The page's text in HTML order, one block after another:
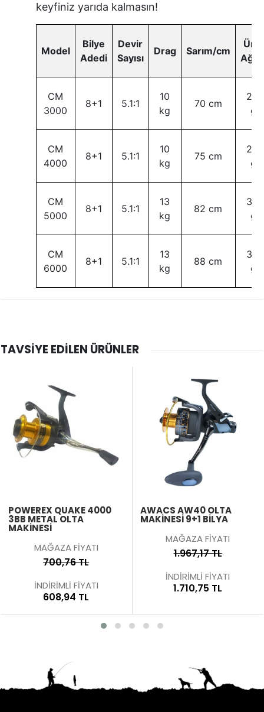
keyfiniz yarıda kalmasın!
Model
Bilye
Adedi
Devir
Sayısı
Drag Sarım/cm
CM
3000
8+1 5.1:1
10
kg
70 cm
280
gr
CM
4000
8+1 5.1:1
10
kg
75 cm
289
gr
CM
5000
8+1 5.1:1
13
kg
82 cm
389
gr
CM
6000
8+1 5.1:1
13
kg
88 cm
395
gr
TAVSIYE EDILEN ÜRÜNLER
POWEREX QUAKE 4000
3BB METAL OLTA
MAKINESI
MAĞAZA FİYATI
700,76 TL
İNDİRİMLİ FİYATI
608,94 TL
AWACS AW40 OLTA
MAKİNESİ 9+1 BİLYA
MAĞAZA FİYATI
1.967,17 TL
İNDİRİMLİ FİYATI
1.710,75 TL